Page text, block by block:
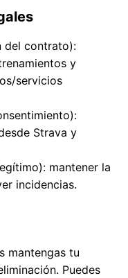
del contrato):
y
servicios
Strava y
mantener la
incidencias.
mantengas tu
Puedes